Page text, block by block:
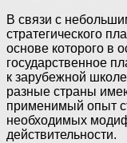
В связи с
стратегического
основе которого в
государственное
к зарубежной
разные страны
применимый опыт
необходимых
действительности.